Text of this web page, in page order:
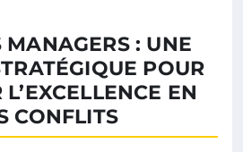
MANAGERS : UNE
POUR
EN
CONFLITS